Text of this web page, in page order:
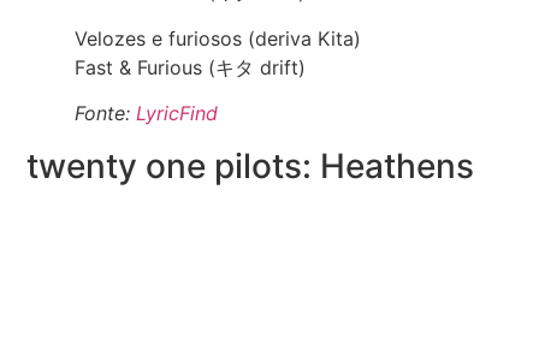
Velozes e furiosos (deriva Kita)
Fast & Furious (キタ drift)
Fonte:LyricFind
twenty one pilots: Heathens